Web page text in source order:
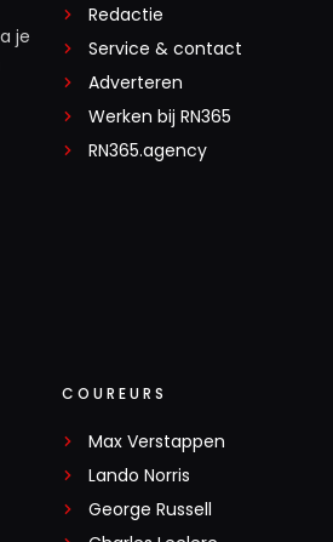
je
Redactie
Service & contact
Adverteren
Werken bij RN365
RN365.agency
COUREURS
Max Verstappen
Lando Norris
George Russell